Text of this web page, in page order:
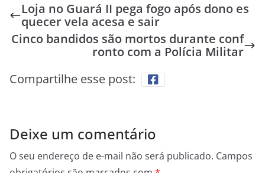
Loja no Guará II pega fogo após dono es
quecer vela acesa e sair
Cinco bandidos são mortos durante conf
ronto com a Polícia Militar
Compartilhe esse post:
Deixe um comentário
O seu endereço de e-mail não será publicado. Campos